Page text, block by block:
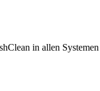
in allen